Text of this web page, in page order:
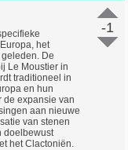
-1
het
De
Le Moustier in
traditioneel in
en hun
de expansie van
aan nieuwe
van stenen
doelbewust
het Clactoniën.